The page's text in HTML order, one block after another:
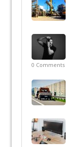
0 Comments